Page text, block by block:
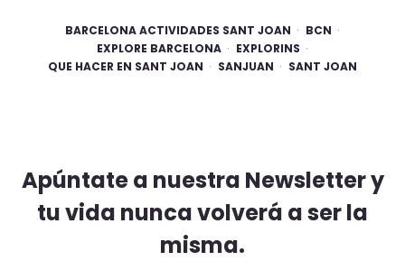
BARCELONA ACTIVIDADES SANT JOAN
BCN
EXPLORE BARCELONA
EXPLORINS
QUE HACER EN SANT JOAN
SANJUAN SANT JOAN
Apúntate a nuestra Newsletter y
tu vida nunca volverá a ser la
misma.